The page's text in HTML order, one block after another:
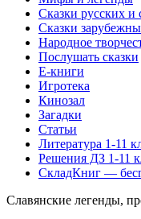
Сказки русских и
Сказки
Народное
Послушать сказки
Е-книги
Игротека
Кинозал
Загадки
Статьи
Литература 1-11
Решения ДЗ 1-11
СкладКниг —
Славянские легенды,